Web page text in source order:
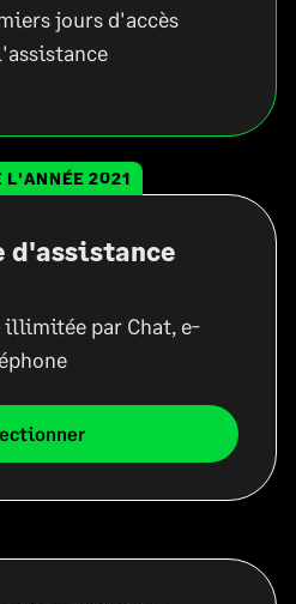
jours d'accès
L'ANNÉE 2021
d'assistance
illimitée par Chat, e-